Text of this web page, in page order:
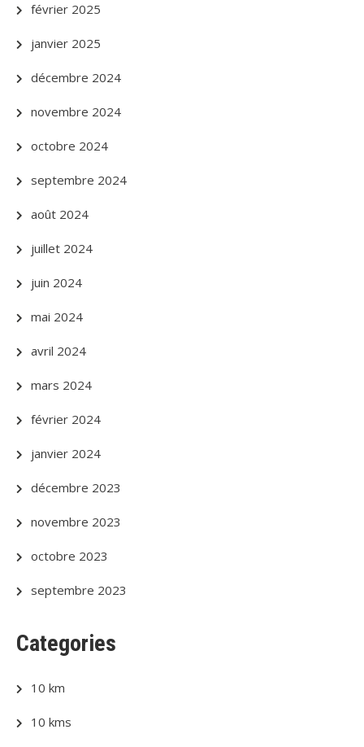
février 2025
janvier 2025
décembre 2024
novembre 2024
octobre 2024
septembre 2024
août 2024
juillet 2024
juin 2024
mai 2024
avril 2024
mars 2024
février 2024
janvier 2024
décembre 2023
novembre 2023
octobre 2023
septembre 2023
Categories
10 km
10 kms